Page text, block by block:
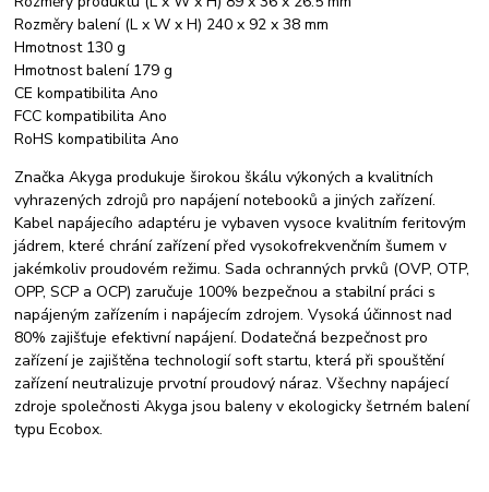
Rozměry balení (L x W x H) 240 x 92 x 38 mm
Hmotnost 130 g
Hmotnost balení 179 g
CE kompatibilita Ano
FCC kompatibilita Ano
RoHS kompatibilita Ano
Značka Akyga produkuje širokou škálu výkoných a kvalitních
vyhrazených zdrojů pro napájení notebooků a jiných zařízení.
Kabel napájecího adaptéru je vybaven vysoce kvalitním feritovým
jádrem, které chrání zařízení před vysokofrekvenčním šumem v
jakémkoliv proudovém režimu. Sada ochranných prvků (OVP, OTP,
OPP, SCP a OCP) zaručuje 100% bezpečnou a stabilní práci s
napájeným zařízením i napájecím zdrojem. Vysoká účinnost nad
80% zajišťuje efektivní napájení. Dodatečná bezpečnost pro
zařízení je zajištěna technologií soft startu, která při spouštění
zařízení neutralizuje prvotní proudový náraz. Všechny napájecí
zdroje společnosti Akyga jsou baleny v ekologicky šetrném balení
typu Ecobox.